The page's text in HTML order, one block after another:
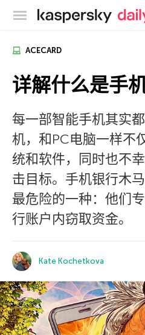
卡巴斯
ACECARD
详解什么是手
每一部智能手机其实
机，和PC电脑一样不
统和软件，同时也不
击目标。手机银行木
最危险的一种：他们
行账户内窃取资金。
Kate Kochetkova